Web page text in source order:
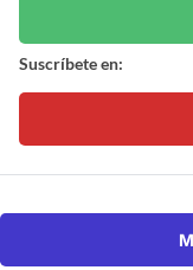
Suscríbete en: